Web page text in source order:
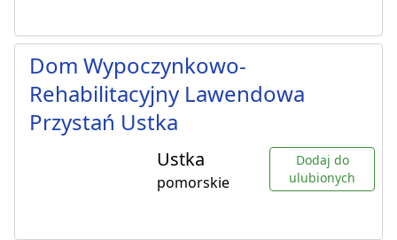
Dom Wypoczynkowo-
Rehabilitacyjny Lawendowa
Przystań Ustka
Ustka
pomorskie
Dodaj do
ulubionych